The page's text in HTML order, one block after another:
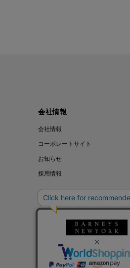
会社情報
会社情報
コーポレートサイト
お知らせ
採用情報